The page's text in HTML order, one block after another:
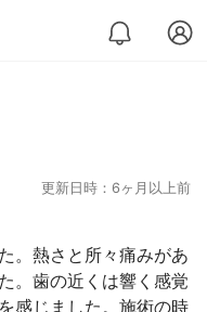
更新日時：6ヶ月以上前
。熱さと所々痛みがあ
。歯の近くは響く感覚
感じました。施術の時